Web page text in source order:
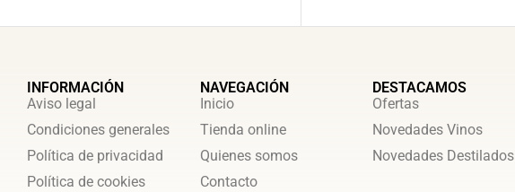
INFORMACIÓN
Aviso legal
Condiciones generales
Política de privacidad
Política de cookies
NAVEGACIÓN
Inicio
Tienda online
Quienes somos
Contacto
DESTACAMOS
Ofertas
Novedades Vinos
Novedades Destilados